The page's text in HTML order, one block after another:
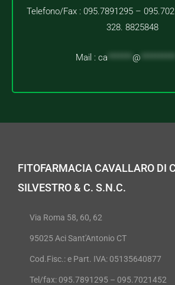
Telefono/Fax : 095.7891295 –
328. 8825848
Mail : ca @
FITOFARMACIA CAVALLARO DI
SILVESTRO & C. S.N.C.
Via Roma 58, 60, 62
95025 Aci Sant'Antonio CT
Cod.Fisc.: e Part. IVA: 05135640877
Tel/fax: 095.7891295 – 095.7021452